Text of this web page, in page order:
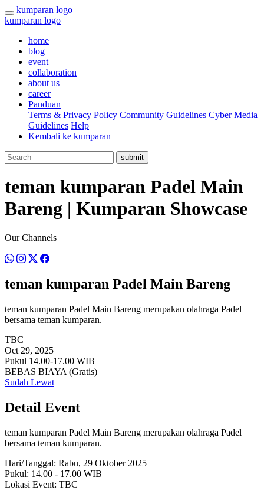
kumparan logo
kumparan logo
home
blog
event
collaboration
about us
career
Panduan
Terms & Privacy Policy Community Guidelines Cyber Media
Guidelines Help
Kembali ke kumparan
submit
teman kumparan Padel Main
Bareng | Kumparan Showcase
Our Channels
teman kumparan Padel Main Bareng
teman kumparan Padel Main Bareng merupakan olahraga Padel
bersama teman kumparan.
TBC
Oct 29, 2025
Pukul 14.00-17.00 WIB
BEBAS BIAYA (Gratis)
Sudah Lewat
Detail Event
teman kumparan Padel Main Bareng merupakan olahraga Padel
bersama teman kumparan.
Hari/Tanggal: Rabu, 29 Oktober 2025
Pukul: 14.00 - 17.00 WIB
Lokasi Event: TBC